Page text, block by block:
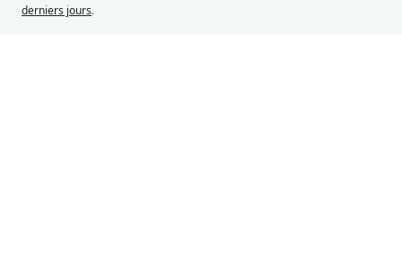
derniers jours.